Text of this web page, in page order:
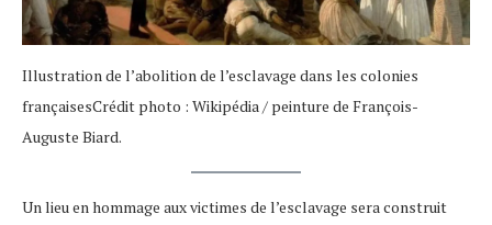
Illustration de l’abolition de l’esclavage dans les colonies
françaisesCrédit photo : Wikipédia / peinture de François-
Auguste Biard.
Un lieu en hommage aux victimes de l’esclavage sera construit